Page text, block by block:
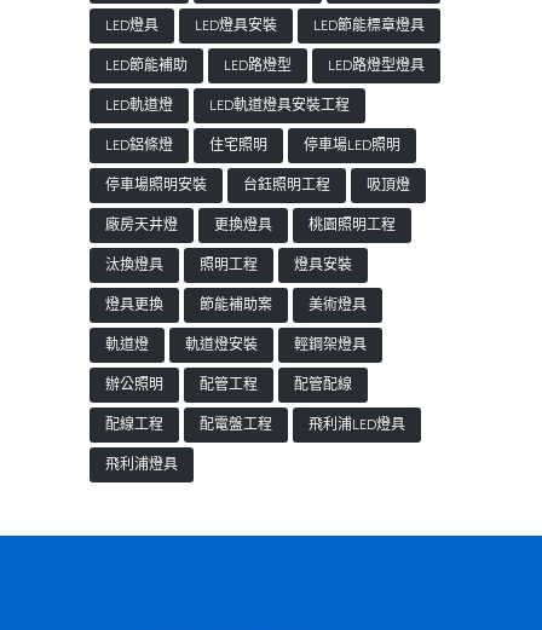
LED燈具
LED燈具安裝
LED節能標章燈具
LED節能補助
LED路燈型
LED路燈型燈具
LED軌道燈
LED軌道燈具安裝工程
LED鋁條燈
住宅照明
停車場LED照明
停車場照明安裝
台鈺照明工程
吸頂燈
廠房天井燈
更換燈具
桃園照明工程
汰換燈具
照明工程
燈具安裝
燈具更換
節能補助案
美術燈具
軌道燈
軌道燈安裝
輕鋼架燈具
辦公照明
配管工程
配管配線
配線工程
配電盤工程
飛利浦LED燈具
飛利浦燈具